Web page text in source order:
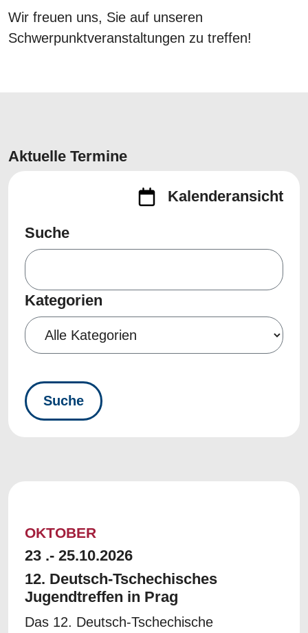
Wir freuen uns, Sie auf unseren
Schwerpunktveranstaltungen zu treffen!
Aktuelle Termine
Kalenderansicht
Suche
Kategorien
OKTOBER
23 .- 25.10.2026
12. Deutsch-Tschechisches
Jugendtreffen in Prag
Das 12. Deutsch-Tschechische